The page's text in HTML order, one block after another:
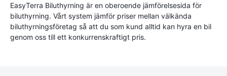
EasyTerra Biluthyrning är en oberoende jämförelsesida för
biluthyrning. Vårt system jämför priser mellan välkända
biluthyrningsföretag så att du som kund alltid kan hyra en bil
genom oss till ett konkurrenskraftigt pris.